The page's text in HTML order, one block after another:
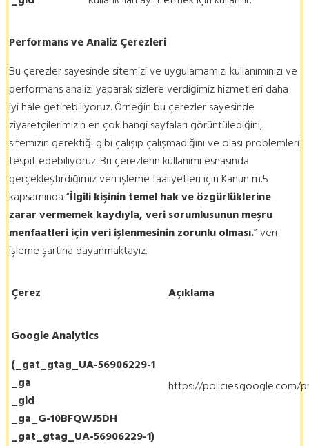
Performans ve Analiz Çerezleri
Bu çerezler sayesinde sitemizi ve uygulamamızı kullanımınızı ve
performans analizi yaparak sizlere verdiğimiz hizmetleri daha
iyi hale getirebiliyoruz. Örneğin bu çerezler sayesinde
ziyaretçilerimizin en çok hangi sayfaları görüntülediğini,
sitemizin gerektiği gibi çalışıp çalışmadığını ve olası problemleri
tespit edebiliyoruz. Bu çerezlerin kullanımı esnasında
gerçekleştirdiğimiz veri işleme faaliyetleri için Kanun m.5
kapsamında “İlgili kişinin temel hak ve özgürlüklerine
zarar vermemek kaydıyla, veri sorumlusunun meşru
menfaatleri için veri işlenmesinin zorunlu olması.” veri
işleme şartına dayanmaktayız.
Çerez Açıklama
Google Analytics
(_gat_gtag_UA-56906229-1
_ga
_gid
_ga_G-10BFQWJ5DH
_gat_gtag_UA-56906229-1)
https://policies.google.com/